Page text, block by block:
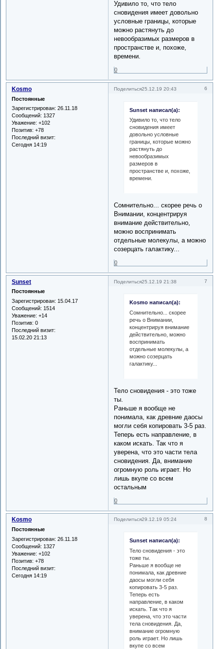
Удивило то, что тело
сновидения имеет довольно
условные границы, которые
можно растянуть до
невообразимых размеров в
пространстве и, похоже,
времени.
0
Поделиться 6
25.12.19 20:43
Kosmo
Постоянные
Зарегистрирован: 26.11.18
Сообщений: 1327
Уважение: +102
Позитив: +78
Последний визит:
Сегодня 14:19
Sunset написал(а):
Удивило то, что тело
сновидения имеет
довольно условные
границы, которые можно
растянуть до
невообразимых
размеров в
пространстве и, похоже,
времени.
Сомнительно... скорее речь о
Внимании, концентрируя
внимание действительно,
можно воспринимать
отдельные молекулы, а можно
созерцать галактику...
0
Поделиться 7
25.12.19 21:38
Sunset
Постоянные
Зарегистрирован: 15.04.17
Сообщений: 1514
Уважение: +14
Позитив: 0
Последний визит:
15.02.20 21:13
Kosmo написал(а):
Сомнительно... скорее
речь о Внимании,
концентрируя внимание
действительно, можно
воспринимать
отдельные молекулы, а
можно созерцать
галактику...
Тело сновидения - это тоже
ты.
Раньше я вообще не
понимала, как древние даосы
могли себя копировать 3-5 раз.
Теперь есть направление, в
каком искать. Так что я
уверена, что это части тела
сновидения. Да, внимание
огромную роль играет. Но
лишь вкупе со всем
остальным
0
Поделиться 8
29.12.19 05:24
Kosmo
Постоянные
Зарегистрирован: 26.11.18
Сообщений: 1327
Уважение: +102
Позитив: +78
Последний визит:
Сегодня 14:19
Sunset написал(а):
Тело сновидения - это
тоже ты.
Раньше я вообще не
понимала, как древние
даосы могли себя
копировать 3-5 раз.
Теперь есть
направление, в каком
искать. Так что я
уверена, что это части
тела сновидения. Да,
внимание огромную
роль играет. Но лишь
вкупе со всем